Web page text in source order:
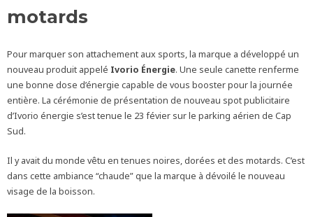
motards
Pour marquer son attachement aux sports, la marque a développé un
nouveau produit appelé Ivorio Énergie. Une seule canette renferme
une bonne dose d’énergie capable de vous booster pour la journée
entière. La cérémonie de présentation de nouveau spot publicitaire
d’Ivorio énergie s’est tenue le 23 févier sur le parking aérien de Cap
Sud.
Il y avait du monde vêtu en tenues noires, dorées et des motards. C’est
dans cette ambiance “chaude” que la marque à dévoilé le nouveau
visage de la boisson.